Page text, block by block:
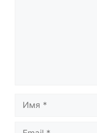
Имя
Email